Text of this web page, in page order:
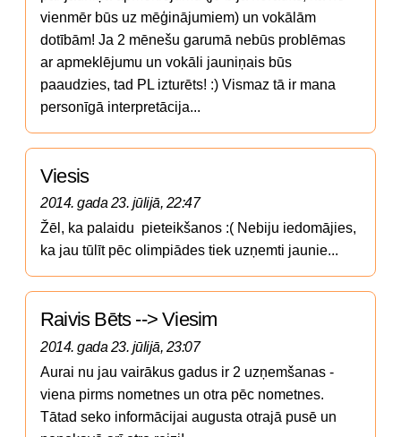
vienmēr būs uz mēģinājumiem) un vokālām
dotībām! Ja 2 mēnešu garumā nebūs problēmas
ar apmeklējumu un vokāli jauniņais būs
paaudzies, tad PL izturēts! :) Vismaz tā ir mana
personīgā interpretācija...
Viesis
2014. gada 23. jūlijā, 22:47
Žēl, ka palaidu  pieteikšanos :( Nebiju iedomājies,
ka jau tūlīt pēc olimpiādes tiek uzņemti jaunie...
Raivis Bēts --> Viesim
2014. gada 23. jūlijā, 23:07
Aurai nu jau vairākus gadus ir 2 uzņemšanas -
viena pirms nometnes un otra pēc nometnes.
Tātad seko informācijai augusta otrajā pusē un